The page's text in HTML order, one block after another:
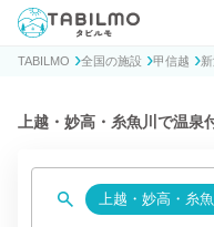
貸別荘コテージ・一棟貸し宿泊
TABILMO 全国の施設 甲信越
上越・妙高・糸魚川で温
上越・妙高・糸魚